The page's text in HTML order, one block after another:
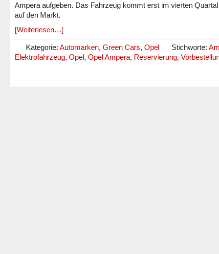
Ampera aufgeben. Das Fahrzeug kommt erst im vierten Quartal
auf den Markt.
[Weiterlesen…]
Kategorie: Automarken, Green Cars, Opel Stichworte:
Elektrofahrzeug, Opel, Opel Ampera, Reservierung,